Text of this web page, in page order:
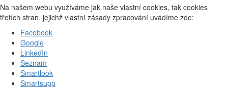
Na našem webu využíváme jak naše vlastní cookies, tak cookies
třetích stran, jejichž vlastní zásady zpracování uvádíme zde:
Facebook
Google
LinkedIn
Seznam
Smartlook
Smartsupp